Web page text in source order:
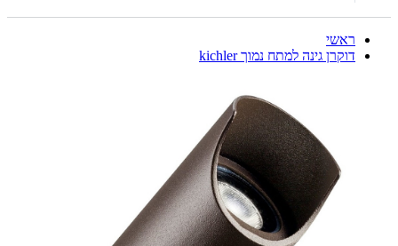
ראשי
דוקרן גינה למתח נמוך kichler